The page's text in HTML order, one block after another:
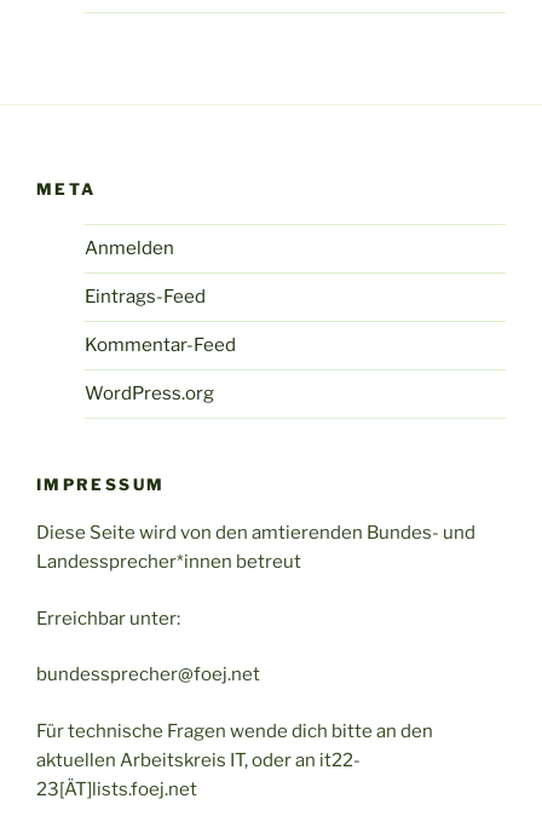
META
Anmelden
Eintrags-Feed
Kommentar-Feed
WordPress.org
IMPRESSUM
Diese Seite wird von den amtierenden Bundes- und
Landessprecher*innen betreut
Erreichbar unter:
bundessprecher@foej.net
Für technische Fragen wende dich bitte an den
aktuellen Arbeitskreis IT, oder an it22-
23[ÄT]lists.foej.net